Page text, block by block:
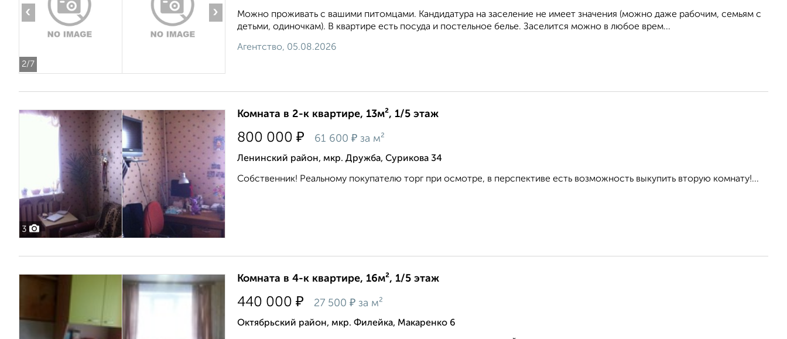
2/7
‹ ›
Можно проживать с вашими питомцами. Кандидатура на заселение не имеет значения (можно даже рабочим, семьям с
детьми, одиночкам). В квартире есть посуда и постельное белье. Заселится можно в любое врем...
Агентство, 05.08.2026
3
Комната в 2-к квартире, 13м², 1/5 этаж
800 000 ₽ 61 600 ₽ за м²
Ленинский район, мкр. Дружба, Сурикова 34
Собственник! Реальному покупателю торг при осмотре, в перспективе есть возможность выкупить вторую комнату!...
Комната в 4-к квартире, 16м², 1/5 этаж
440 000 ₽ 27 500 ₽ за м²
Октябрьский район, мкр. Филейка, Макаренко 6